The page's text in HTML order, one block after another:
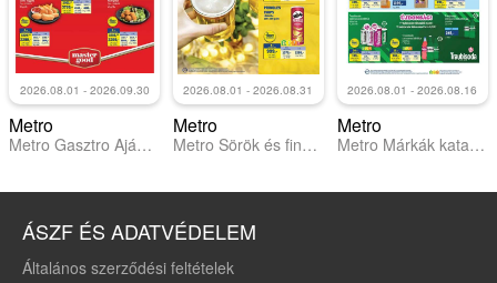
2026.08.01 - 2026.09.30
Metro
Metro Gasztro Ajánlataink 2026/08-09
2026.08.01 - 2026.08.31
Metro
Metro Sörök és finomságok 2026/08
2026.08.01 - 2026.08.16
Metro
Metro Márkák katalógus 2026/08
ÁSZF ÉS ADATVÉDELEM
Általános szerződési feltételek